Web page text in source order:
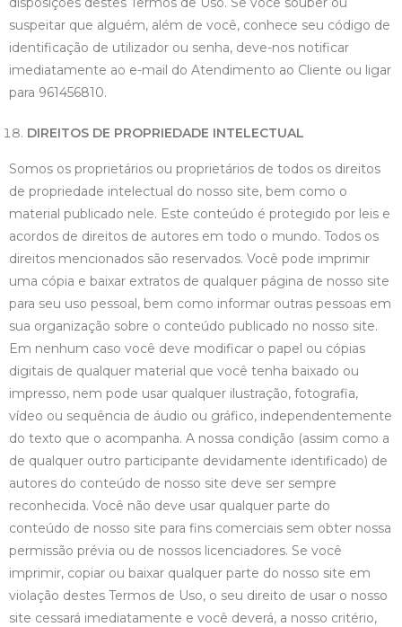
suspeitar que alguém, além de você, conhece seu código de
identificação de utilizador ou senha, deve-nos notificar
imediatamente ao e-mail do Atendimento ao Cliente ou ligar
para 961456810.
DIREITOS DE PROPRIEDADE INTELECTUAL
Somos os proprietários ou proprietários de todos os direitos
de propriedade intelectual do nosso site, bem como o
material publicado nele. Este conteúdo é protegido por leis e
acordos de direitos de autores em todo o mundo. Todos os
direitos mencionados são reservados. Você pode imprimir
uma cópia e baixar extratos de qualquer página de nosso site
para seu uso pessoal, bem como informar outras pessoas em
sua organização sobre o conteúdo publicado no nosso site.
Em nenhum caso você deve modificar o papel ou cópias
digitais de qualquer material que você tenha baixado ou
impresso, nem pode usar qualquer ilustração, fotografia,
vídeo ou sequência de áudio ou gráfico, independentemente
do texto que o acompanha. A nossa condição (assim como a
de qualquer outro participante devidamente identificado) de
autores do conteúdo de nosso site deve ser sempre
reconhecida. Você não deve usar qualquer parte do
conteúdo de nosso site para fins comerciais sem obter nossa
permissão prévia ou de nossos licenciadores. Se você
imprimir, copiar ou baixar qualquer parte do nosso site em
violação destes Termos de Uso, o seu direito de usar o nosso
site cessará imediatamente e você deverá, a nosso critério,